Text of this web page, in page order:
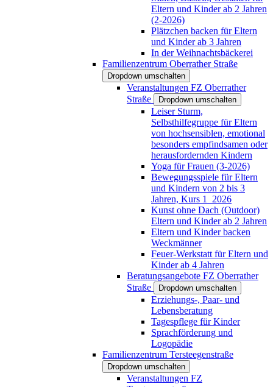
Eltern und Kinder ab 2 Jahren
(2-2026)
Plätzchen backen für Eltern
und Kinder ab 3 Jahren
In der Weihnachtsbäckerei
Familienzentrum Oberrather Straße
Dropdown umschalten
Veranstaltungen FZ Oberrather
Straße
Dropdown umschalten
Leiser Sturm,
Selbsthilfegruppe für Eltern
von hochsensiblen, emotional
besonders empfindsamen oder
herausfordernden Kindern
Yoga für Frauen (3-2026)
Bewegungsspiele für Eltern
und Kindern von 2 bis 3
Jahren, Kurs 1_2026
Kunst ohne Dach (Outdoor)
Eltern und Kinder ab 2 Jahren
Eltern und Kinder backen
Weckmänner
Feuer-Werkstatt für Eltern und
Kinder ab 4 Jahren
Beratungsangebote FZ Oberrather
Straße
Dropdown umschalten
Erziehungs-, Paar- und
Lebensberatung
Tagespflege für Kinder
Sprachförderung und
Logopädie
Familienzentrum Tersteegenstraße
Dropdown umschalten
Veranstaltungen FZ